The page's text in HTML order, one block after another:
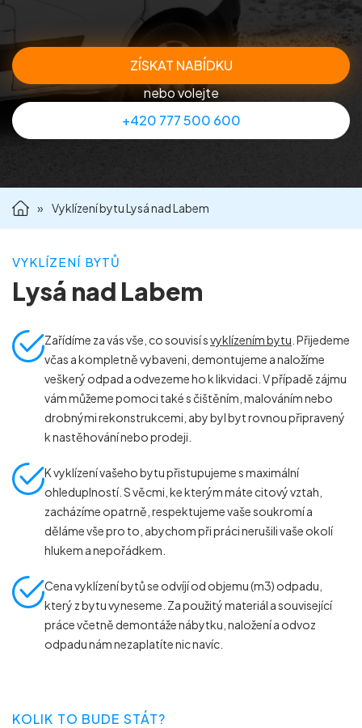
Příprava nemovitostí na prodej
Reference
ZÍSKAT NABÍDKU
nebo volejte
+420 777 500 600
» Vyklízení bytu Lysá nad Labem
VYKLÍZENÍ BYTŮ
Lysá nad Labem
Zařídíme za vás vše, co souvisí svyklízením bytu . Přijedeme
včas a kompletně vybaveni, demontujeme a naložíme
veškerý odpad a odvezeme ho k likvidaci. V případě zájmu
vám můžeme pomoci také s čištěním, malováním nebo
drobnými rekonstrukcemi, aby byl byt rovnou připravený
k nastěhování nebo prodeji.
K vyklízení vašeho bytu přistupujeme s maximální
ohleduplností. S věcmi, ke kterým máte citový vztah,
zacházíme opatrně, respektujeme vaše soukromí a
děláme vše pro to, abychom při práci nerušili vaše okolí
hlukem a nepořádkem.
Cena vyklízení bytů se odvíjí od objemu (m3) odpadu,
který z bytu vyneseme. Za použitý materiál a související
práce včetně demontáže nábytku, naložení a odvoz
odpadu nám nezaplatíte nic navíc.
KOLIK TO BUDE STÁT?